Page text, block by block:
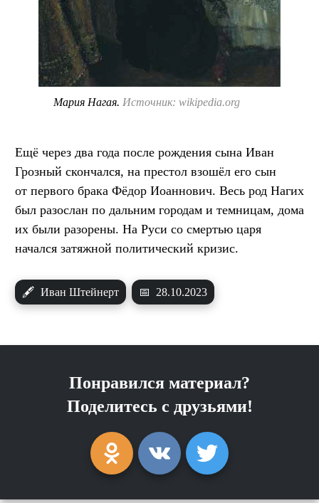
Мария Нагая. Источник: wikipedia.org
Ещё через два года после рождения сына Иван
Грозный скончался, на престол взошёл его сын
от первого брака Фёдор Иоаннович. Весь род Нагих
был разослан по дальним городам и темницам, дома
их были разорены. На Руси со смертью царя
начался затяжной политический кризис.
🖋 Иван Штейнерт 📅 28.10.2023
Понравился материал?
Поделитесь с друзьями!